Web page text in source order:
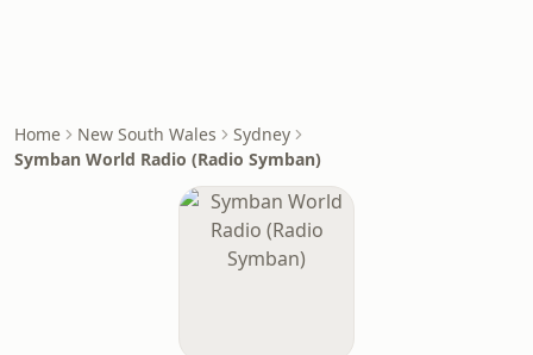
Home New South Wales
Sydney
Symban World Radio (Radio Symban)